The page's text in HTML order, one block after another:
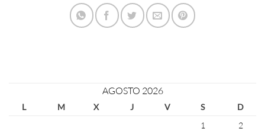
AGOSTO 2026
L M X J V S
D
1
2